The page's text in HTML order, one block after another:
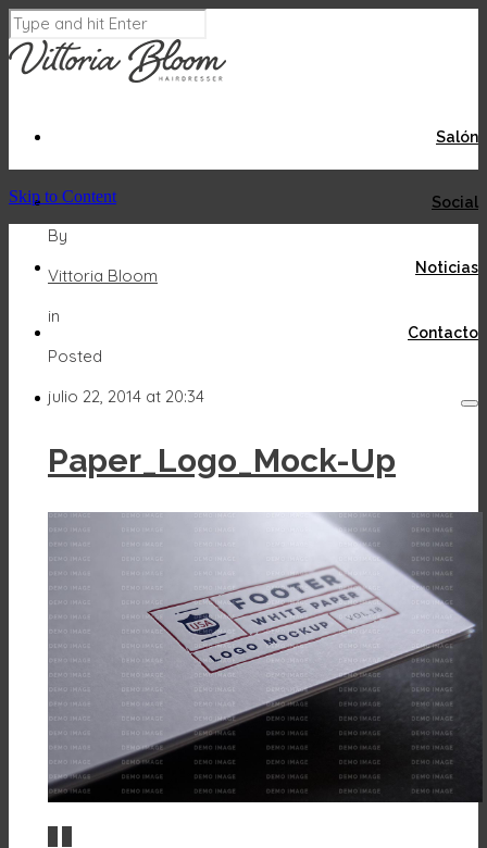
Salón
Social
Noticias
Contacto
Skip to Content
By
Vittoria Bloom
in
Posted
julio 22, 2014 at 20:34
Paper_Logo_Mock-Up